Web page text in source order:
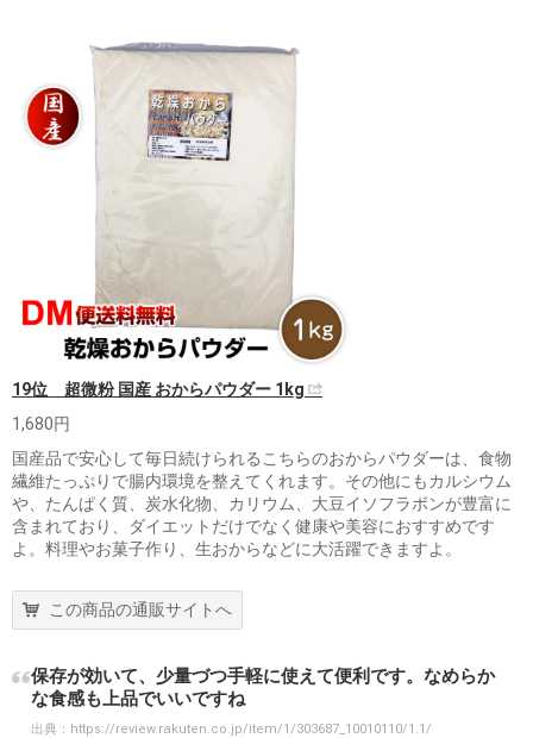
19位 超微粉 国産 おからパウダー 1kg
1,680円
国産品で安心して毎日続けられるこちらのおからパウダーは、食物
繊維たっぷりで腸内環境を整えてくれます。その他にもカルシウム
や、たんぱく質、炭水化物、カリウム、大豆イソフラボンが豊富に
含まれており、ダイエットだけでなく健康や美容におすすめです
よ。料理やお菓子作り、生おからなどに大活躍できますよ。
この商品の通販サイトへ
保存が効いて、少量づつ手軽に使えて便利です。なめらか
な食感も上品でいいですね
出典： https://review.rakuten.co.jp/item/1/303687_10010110/1.1/